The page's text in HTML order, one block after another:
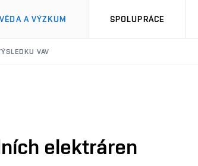
VĚDA A VÝZKUM SPOLUPRÁCE
VAV
elektráren